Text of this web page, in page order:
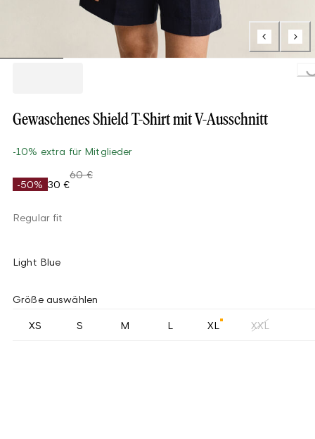
Loading...
Gewaschenes Shield T-Shirt mit V-Ausschnitt
-10% extra für Mitglieder
-50% 30 €
60 €
Regular fit
Light Blue
Größe auswählen
XS S M L XL XXL